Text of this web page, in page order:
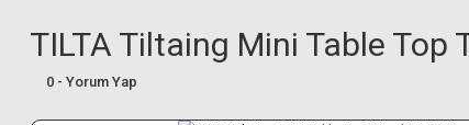
TILTA Tiltaing Mini Table Top
0 - Yorum Yap